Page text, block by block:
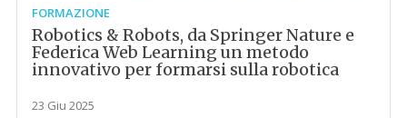
FORMAZIONE
Robotics & Robots, da Springer Nature e
Federica Web Learning un metodo
innovativo per formarsi sulla robotica
23 Giu 2025